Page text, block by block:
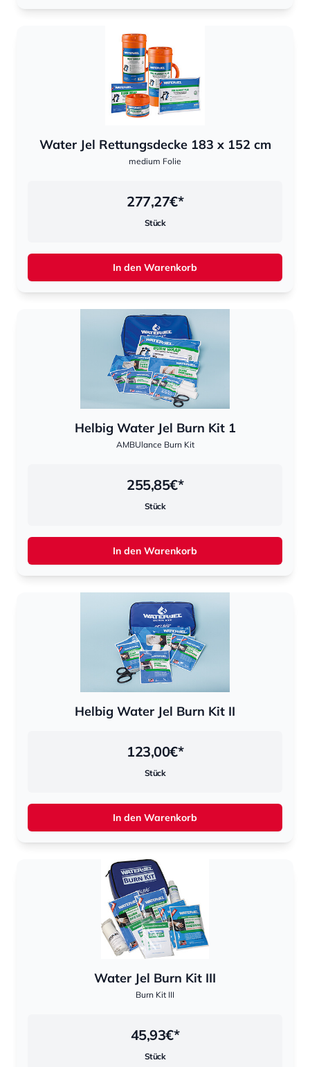
Water Jel Rettungsdecke 183 x 152 cm
medium Folie
277,27€*
Stück
In den Warenkorb
Helbig Water Jel Burn Kit 1
AMBUlance Burn Kit
255,85€*
Stück
In den Warenkorb
Helbig Water Jel Burn Kit II
123,00€*
Stück
In den Warenkorb
Water Jel Burn Kit III
Burn Kit III
45,93€*
Stück